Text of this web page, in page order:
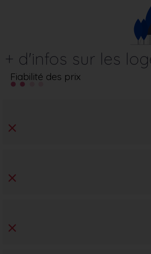
+ d'infos sur les
Fiabilité des prix